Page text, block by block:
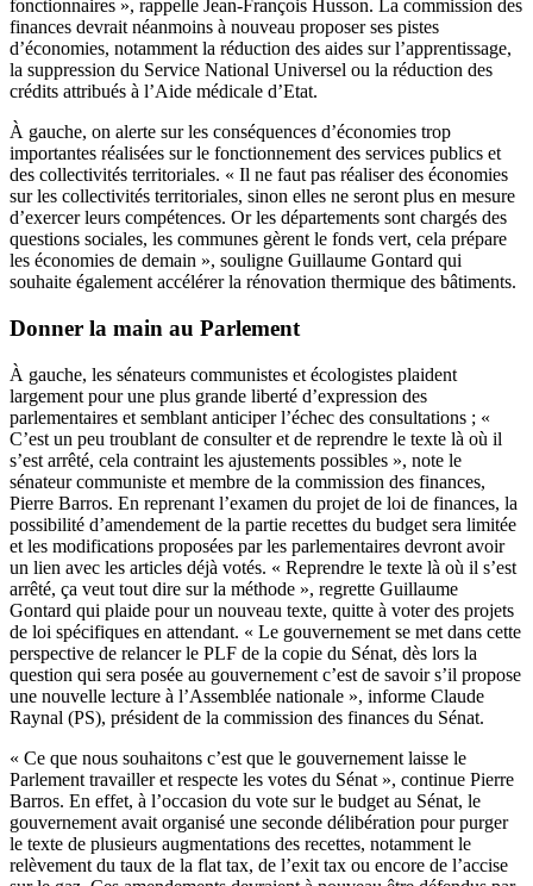
fonctionnaires », rappelle Jean-François Husson. La commission des
finances devrait néanmoins à nouveau proposer ses pistes
d’économies, notamment la réduction des aides sur l’apprentissage,
la suppression du Service National Universel ou la réduction des
crédits attribués à l’Aide médicale d’Etat.
À gauche, on alerte sur les conséquences d’économies trop
importantes réalisées sur le fonctionnement des services publics et
des collectivités territoriales. « Il ne faut pas réaliser des économies
sur les collectivités territoriales, sinon elles ne seront plus en mesure
d’exercer leurs compétences. Or les départements sont chargés des
questions sociales, les communes gèrent le fonds vert, cela prépare
les économies de demain », souligne Guillaume Gontard qui
souhaite également accélérer la rénovation thermique des bâtiments.
Donner la main au Parlement
À gauche, les sénateurs communistes et écologistes plaident
largement pour une plus grande liberté d’expression des
parlementaires et semblant anticiper l’échec des consultations ; «
C’est un peu troublant de consulter et de reprendre le texte là où il
s’est arrêté, cela contraint les ajustements possibles », note le
sénateur communiste et membre de la commission des finances,
Pierre Barros. En reprenant l’examen du projet de loi de finances, la
possibilité d’amendement de la partie recettes du budget sera limitée
et les modifications proposées par les parlementaires devront avoir
un lien avec les articles déjà votés. « Reprendre le texte là où il s’est
arrêté, ça veut tout dire sur la méthode », regrette Guillaume
Gontard qui plaide pour un nouveau texte, quitte à voter des projets
de loi spécifiques en attendant. « Le gouvernement se met dans cette
perspective de relancer le PLF de la copie du Sénat, dès lors la
question qui sera posée au gouvernement c’est de savoir s’il propose
une nouvelle lecture à l’Assemblée nationale », informe Claude
Raynal (PS), président de la commission des finances du Sénat.
« Ce que nous souhaitons c’est que le gouvernement laisse le
Parlement travailler et respecte les votes du Sénat », continue Pierre
Barros. En effet, à l’occasion du vote sur le budget au Sénat, le
gouvernement avait organisé une seconde délibération pour purger
le texte de plusieurs augmentations des recettes, notamment le
relèvement du taux de la flat tax, de l’exit tax ou encore de l’accise